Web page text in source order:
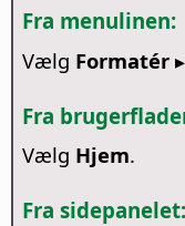
Fra menulinen:
Vælg Formatér
Fra
Vælg Hjem.
Fra sidepanelet: